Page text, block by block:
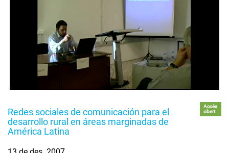
Redes sociales de comunicación para el
desarrollo rural en áreas marginadas de
América Latina
Accés
obert